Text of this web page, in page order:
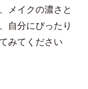
メイクの濃さと
自分にぴったり
みてください